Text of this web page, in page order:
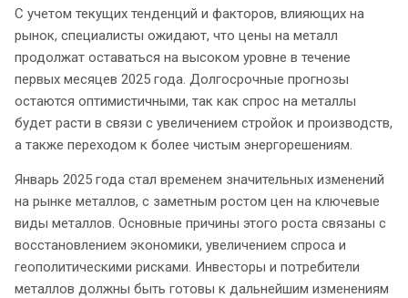
С учетом текущих тенденций и факторов, влияющих на
рынок, специалисты ожидают, что цены на металл
продолжат оставаться на высоком уровне в течение
первых месяцев 2025 года. Долгосрочные прогнозы
остаются оптимистичными, так как спрос на металлы
будет расти в связи с увеличением стройок и производств,
а также переходом к более чистым энергорешениям.
Январь 2025 года стал временем значительных изменений
на рынке металлов, с заметным ростом цен на ключевые
виды металлов. Основные причины этого роста связаны с
восстановлением экономики, увеличением спроса и
геополитическими рисками. Инвесторы и потребители
металлов должны быть готовы к дальнейшим изменениям